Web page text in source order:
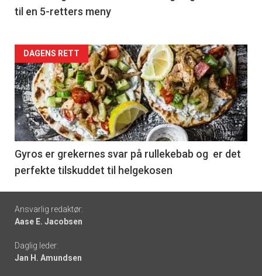
til en 5-retters meny
Forsiden
akkurat
nå
-
6
DAGENS RETT
Gyros er grekernes svar på rullekebab og er det
perfekte tilskuddet til helgekosen
Footer
-
links
Ansvarlig redaktør:
Aase E. Jacobsen
Daglig leder:
Jan H. Amundsen